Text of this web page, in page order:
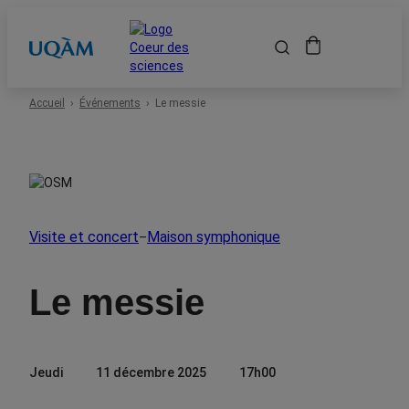
Accueil
À propos
Location de salles
Accueil Événements Le messie
Visite et concert–Maison symphonique
Le messie
Jeudi 11 décembre 2025 17h00